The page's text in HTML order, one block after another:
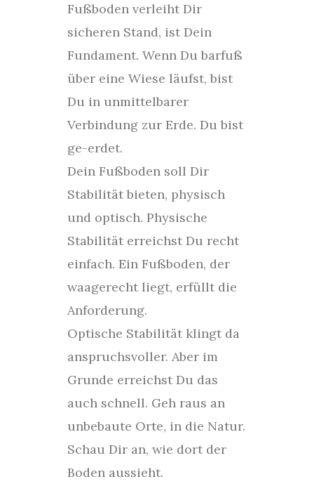
Fußboden verleiht Dir
sicheren Stand, ist Dein
Fundament. Wenn Du barfuß
über eine Wiese läufst, bist
Du in unmittelbarer
Verbindung zur Erde. Du bist
ge-erdet.
Dein Fußboden soll Dir
Stabilität bieten, physisch
und optisch. Physische
Stabilität erreichst Du recht
einfach. Ein Fußboden, der
waagerecht liegt, erfüllt die
Anforderung.
Optische Stabilität klingt da
anspruchsvoller. Aber im
Grunde erreichst Du das
auch schnell. Geh raus an
unbebaute Orte, in die Natur.
Schau Dir an, wie dort der
Boden aussieht.